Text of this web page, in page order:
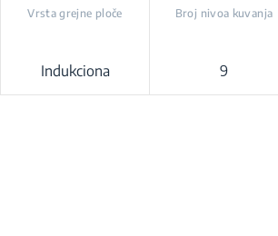
Vrsta grejne ploče
Indukciona
Broj nivoa kuvanja
9